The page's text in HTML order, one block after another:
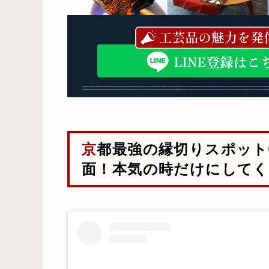
京都最強の縁切りスポット①【安井金比羅宮】効果覿
面！本気の時だけにして